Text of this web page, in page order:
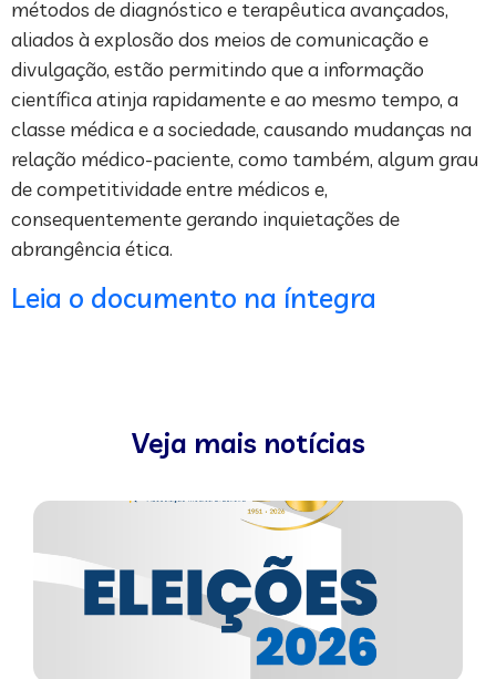
métodos de diagnóstico e terapêutica avançados,
aliados à explosão dos meios de comunicação e
divulgação, estão permitindo que a informação
científica atinja rapidamente e ao mesmo tempo, a
classe médica e a sociedade, causando mudanças na
relação médico-paciente, como também, algum grau
de competitividade entre médicos e,
consequentemente gerando inquietações de
abrangência ética.
Leia o documento na íntegra
Veja mais notícias